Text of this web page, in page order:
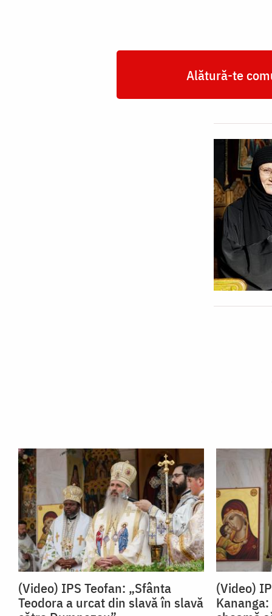
Alătură-te
(Video) IPS Teofan: „Sfânta
Teodora a urcat din slavă în slavă
(Video)